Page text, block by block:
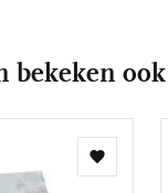
bekeken ook
Toevoegen